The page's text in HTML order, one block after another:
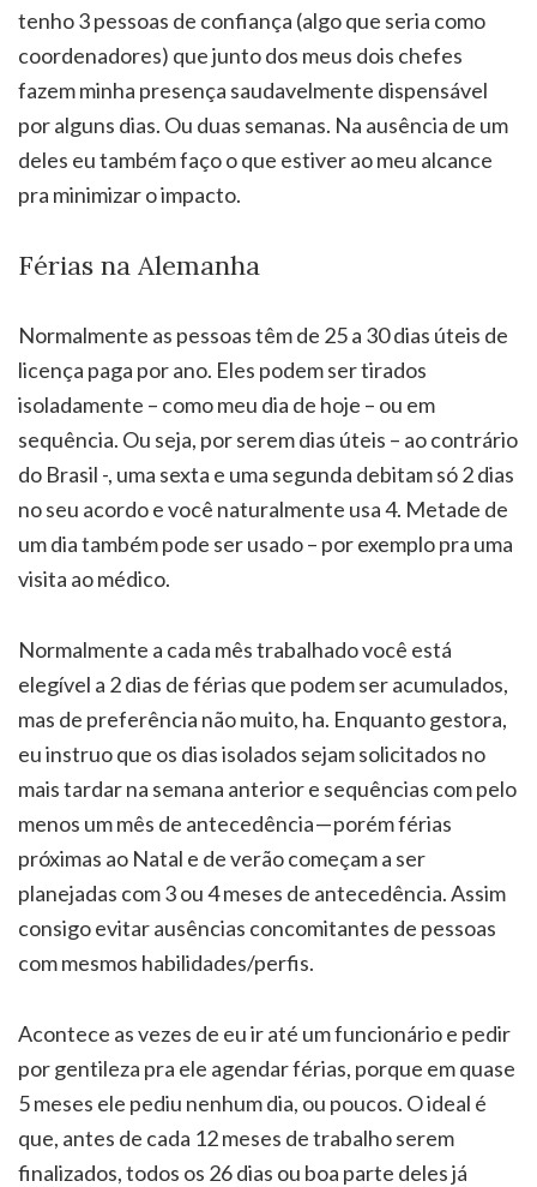
tenho 3 pessoas de confiança (algo que seria como
coordenadores) que junto dos meus dois chefes
fazem minha presença saudavelmente dispensável
por alguns dias. Ou duas semanas. Na ausência de um
deles eu também faço o que estiver ao meu alcance
pra minimizar o impacto.
Férias na Alemanha
Normalmente as pessoas têm de 25 a 30 dias úteis de
licença paga por ano. Eles podem ser tirados
isoladamente – como meu dia de hoje – ou em
sequência. Ou seja, por serem dias úteis – ao contrário
do Brasil -, uma sexta e uma segunda debitam só 2 dias
no seu acordo e você naturalmente usa 4. Metade de
um dia também pode ser usado – por exemplo pra uma
visita ao médico.
Normalmente a cada mês trabalhado você está
elegível a 2 dias de férias que podem ser acumulados,
mas de preferência não muito, ha. Enquanto gestora,
eu instruo que os dias isolados sejam solicitados no
mais tardar na semana anterior e sequências com pelo
menos um mês de antecedência — porém férias
próximas ao Natal e de verão começam a ser
planejadas com 3 ou 4 meses de antecedência. Assim
consigo evitar ausências concomitantes de pessoas
com mesmos habilidades/perfis.
Acontece as vezes de eu ir até um funcionário e pedir
por gentileza pra ele agendar férias, porque em quase
5 meses ele pediu nenhum dia, ou poucos. O ideal é
que, antes de cada 12 meses de trabalho serem
finalizados, todos os 26 dias ou boa parte deles já